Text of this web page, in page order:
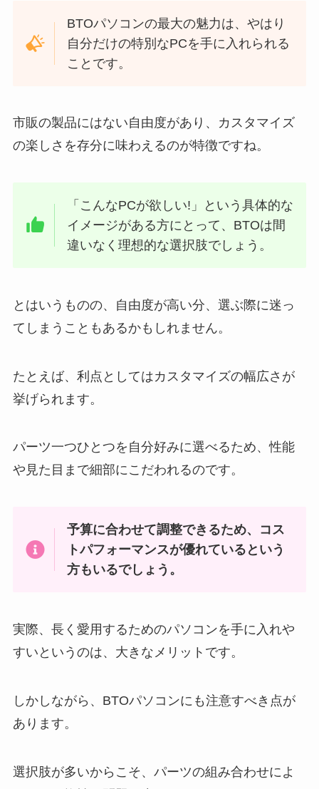
BTOパソコンの最大の魅力は、やはり
自分だけの特別なPCを手に入れられる
ことです。
市販の製品にはない自由度があり、カスタマイズ
の楽しさを存分に味わえるのが特徴ですね。
「こんなPCが欲しい!」という具体的な
イメージがある方にとって、BTOは間
違いなく理想的な選択肢でしょう。
とはいうものの、自由度が高い分、選ぶ際に迷っ
てしまうこともあるかもしれません。
たとえば、利点としてはカスタマイズの幅広さが
挙げられます。
パーツ一つひとつを自分好みに選べるため、性能
や見た目まで細部にこだわれるのです。
予算に合わせて調整できるため、コス
トパフォーマンスが優れているという
方もいるでしょう。
実際、長く愛用するためのパソコンを手に入れや
すいというのは、大きなメリットです。
しかしながら、BTOパソコンにも注意すべき点が
あります。
選択肢が多いからこそ、パーツの組み合わせによ